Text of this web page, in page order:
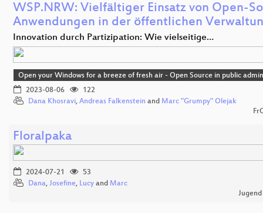
WSP.NRW: Vielfältiger Einsatz von Open-
Anwendungen in der öffentlichen
Innovation durch Partizipation: Wie vielseitige…
Open your Windows for a breeze of fresh air - Open Source in public
2023-08-06
122
Dana Khosravi, Andreas Falkenstein and Marc "Grumpy" Olejak
Floralpaka
2024-07-21
53
Dana, Josefine, Lucy and Marc